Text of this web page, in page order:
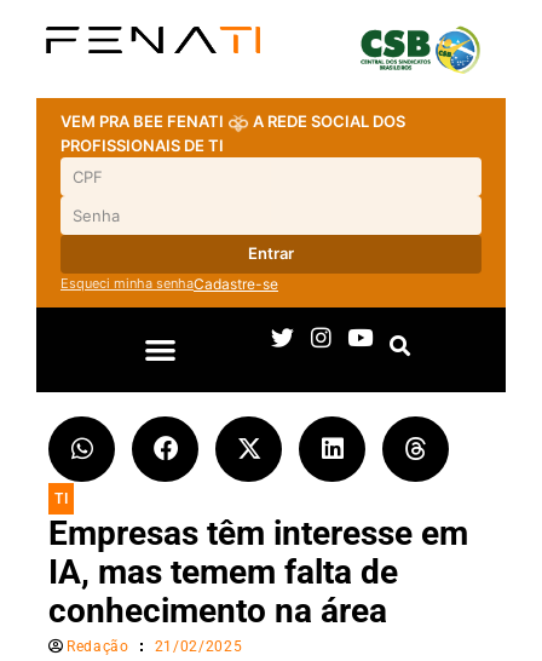
VEM PRA BEE FENATI
A REDE SOCIAL DOS
PROFISSIONAIS DE TI
Entrar
Esqueci minha senhaCadastre-se
TI
Empresas têm interesse em
IA, mas temem falta de
conhecimento na área
Redação 21/02/2025